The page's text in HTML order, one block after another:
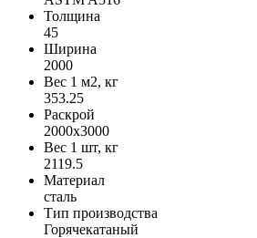
Толщина
45
Ширина
2000
Вес 1 м2, кг
353.25
Раскрой
2000х3000
Вес 1 шт, кг
2119.5
Материал
сталь
Тип производства
Горячекатаный